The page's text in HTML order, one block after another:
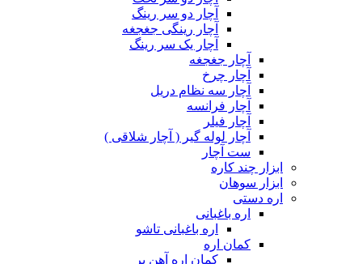
آچار دو سر رینگ
آچار رینگی جغجغه
آچار یک سر رینگ
آچار جغجغه
آچار چرخ
آچار سه نظام دریل
آچار فرانسه
آچار فیلر
آچار لوله گیر ( آچار شلاقی )
ست آچار
ابزار چند کاره
ابزار سوهان
اره دستی
اره باغبانی
اره باغبانی تاشو
کمان اره
کمان اره آهن بر